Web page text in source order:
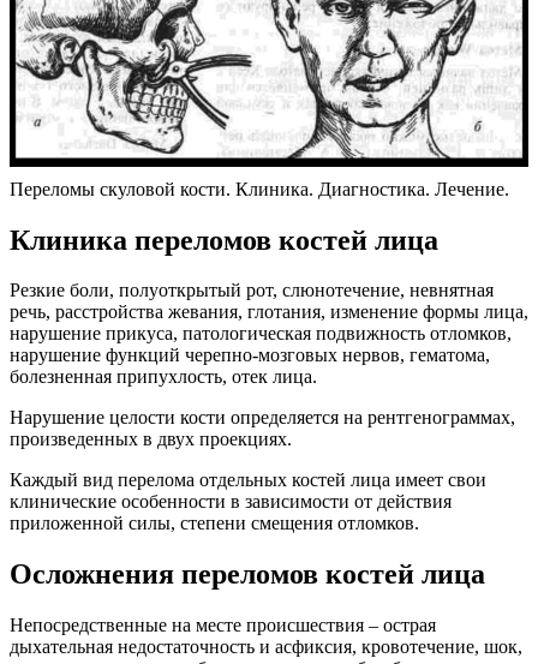
Переломы скуловой кости. Клиника. Диагностика. Лечение.
Клиника переломов костей лица
Резкие боли, полуоткрытый рот, слюнотечение, невнятная
речь, расстройства жевания, глотания, изменение формы лица,
нарушение прикуса, патологическая подвижность отломков,
нарушение функций черепно-мозговых нервов, гематома,
болезненная припухлость, отек лица.
Нарушение целости кости определяется на рентгенограммах,
произведенных в двух проекциях.
Каждый вид перелома отдельных костей лица имеет свои
клинические особенности в зависимости от действия
приложенной силы, степени смещения отломков.
Осложнения переломов костей лица
Непосредственные на месте происшествия – острая
дыхательная недостаточность и асфиксия, кровотечение, шок,